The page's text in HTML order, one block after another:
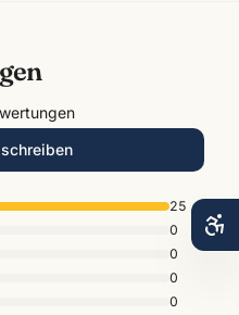
25
0
0
0
0